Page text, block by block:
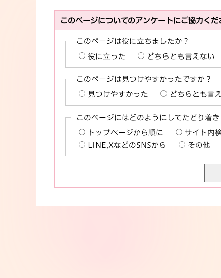
このページについてのアンケートにご協力くだ
このページは役に立ちましたか？
役に立った どちらとも言えない
このページは見つけやすかったですか？
見つけやすかった どちらとも言
このページにはどのようにしてたどり着き
トップページから順に サイト内
LINE,XなどのSNSから
その他